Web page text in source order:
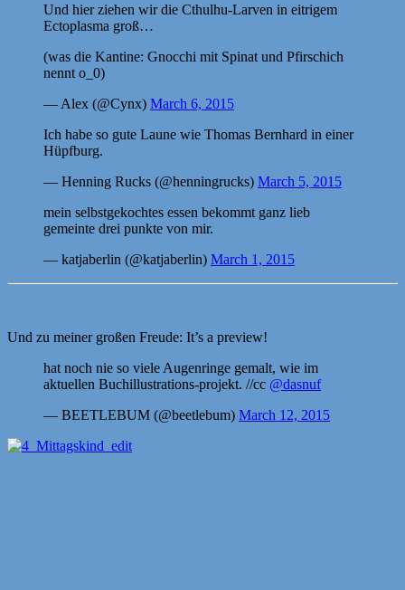
Und hier ziehen wir die Cthulhu-Larven in eitrigem
Ectoplasma groß…
(was die Kantine: Gnocchi mit Spinat und Pfirschich
nennt o_0)
— Alex (@Cynx) March 6, 2015
Ich habe so gute Laune wie Thomas Bernhard in einer
Hüpfburg.
— Henning Rucks (@henningrucks) March 5, 2015
mein selbstgekochtes essen bekommt ganz lieb
gemeinte drei punkte von mir.
— katjaberlin (@katjaberlin) March 1, 2015
Und zu meiner großen Freude: It’s a preview!
hat noch nie so viele Augenringe gemalt, wie im
aktuellen Buchillustrations-projekt. //cc @dasnuf
— BEETLEBUM (@beetlebum) March 12, 2015